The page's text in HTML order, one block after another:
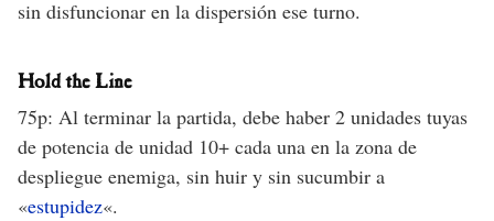
sin disfuncionar en la dispersión ese turno.
Hold the Line
75p: Al terminar la partida, debe haber 2 unidades tuyas
de potencia de unidad 10+ cada una en la zona de
despliegue enemiga, sin huir y sin sucumbir a
«estupidez«.